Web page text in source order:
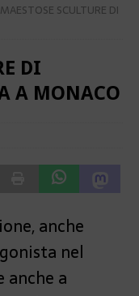
SCULTURE DI
DI
A MONACO
anche
nel
anche a